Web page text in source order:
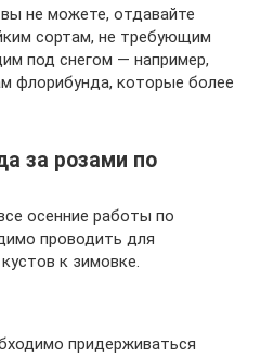
не можете, отдавайте
сортам, не требующим
под снегом — например,
флорибунда, которые более
за розами по
осенние работы по
проводить для
к зимовке.
придерживаться